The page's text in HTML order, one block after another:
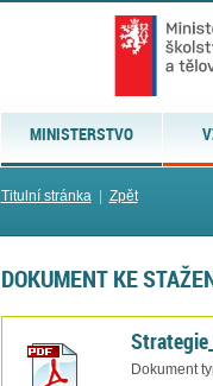
MINISTERSTVO
Titulní stránka| Zpět
DOKUMENT KE
Dokument